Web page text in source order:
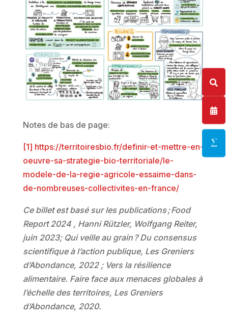
Notes de bas de page:
[1] https://territoiresbio.fr/definir-et-mettre-en-
oeuvre-sa-strategie-bio-territoriale/le-
modele-de-la-regie-agricole-essaime-dans-
de-nombreuses-collectivites-en-france/
Ce billet est basé sur les publications ; Food
Report 2024 , Hanni Rützler, Wolfgang Reiter,
juin 2023; Qui veille au grain ? Du consensus
scientifique à l’action publique, Les Greniers
d’Abondance, 2022 ; Vers la résilience
alimentaire. Faire face aux menaces globales à
l’échelle des territoires, Les Greniers
d’Abondance, 2020.